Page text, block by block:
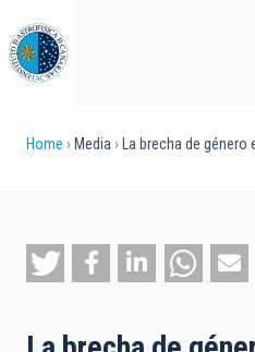
to
main
content
Breadcrumb
Home Media La brecha de género